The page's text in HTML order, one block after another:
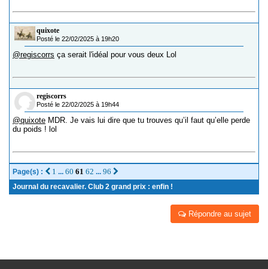
quixote
Posté le 22/02/2025 à 19h20
@regiscorrs ça serait l'idéal pour vous deux Lol
regiscorrs
Posté le 22/02/2025 à 19h44
@quixote MDR. Je vais lui dire que tu trouves qu’il faut qu’elle perde
du poids ! lol
Page(s) : 1 ... 60 61 62 ... 96
Journal du recavalier. Club 2 grand prix : enfin !
Répondre au sujet